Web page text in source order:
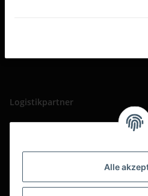
Alle
Logistikpartner